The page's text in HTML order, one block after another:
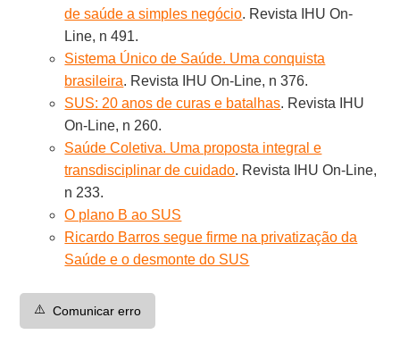
de saúde a simples negócio. Revista IHU On-
Line, n 491.
Sistema Único de Saúde. Uma conquista
brasileira. Revista IHU On-Line, n 376.
SUS: 20 anos de curas e batalhas. Revista IHU
On-Line, n 260.
Saúde Coletiva. Uma proposta integral e
transdisciplinar de cuidado. Revista IHU On-Line,
n 233.
O plano B ao SUS
Ricardo Barros segue firme na privatização da
Saúde e o desmonte do SUS
⚠️ Comunicar erro